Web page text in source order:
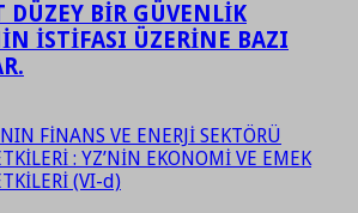
DÜZEY BİR GÜVENLİK
İSTİFASI ÜZERİNE BAZI